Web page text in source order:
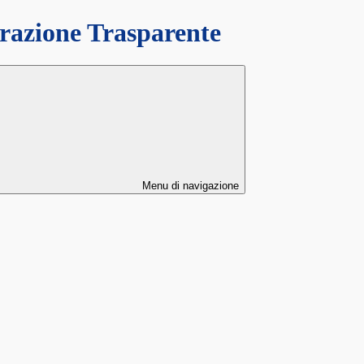
Trasparente
Menu di navigazione